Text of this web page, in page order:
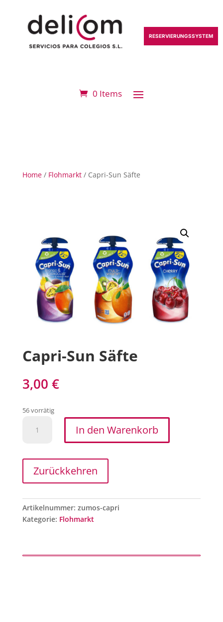
0 Items
RESERVIERUNGSSYSTEM
Home/ Flohmarkt/ Capri-Sun Säfte
Capri-Sun Säfte
3,00 €
56 vorrätig
In den Warenkorb
Zurückkehren
Artikelnummer: zumos-capri
Kategorie: Flohmarkt